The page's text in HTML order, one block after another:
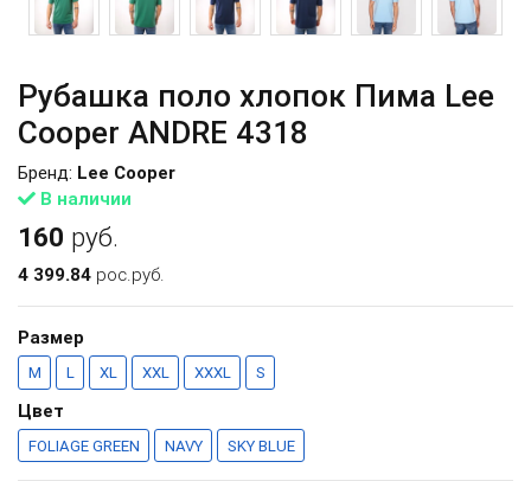
Рубашка поло хлопок Пима Lee
Cooper ANDRE 4318
В наличии
Бренд: Lee Cooper
160 руб.
4 399.84 рос.руб.
Размер
M L XL XXL XXXL S
Цвет
FOLIAGE GREEN NAVY SKY BLUE